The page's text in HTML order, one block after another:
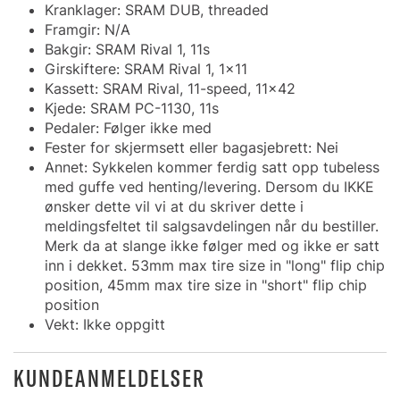
Kranklager: SRAM DUB, threaded
Framgir: N/A
Bakgir: SRAM Rival 1, 11s
Girskiftere: SRAM Rival 1, 1x11
Kassett: SRAM Rival, 11-speed, 11x42
Kjede: SRAM PC-1130, 11s
Pedaler: Følger ikke med
Fester for skjermsett eller bagasjebrett: Nei
Annet: Sykkelen kommer ferdig satt opp tubeless
med guffe ved henting/levering. Dersom du IKKE
ønsker dette vil vi at du skriver dette i
meldingsfeltet til salgsavdelingen når du bestiller.
Merk da at slange ikke følger med og ikke er satt
inn i dekket. 53mm max tire size in "long" flip chip
position, 45mm max tire size in "short" flip chip
position
Vekt: Ikke oppgitt
KUNDEANMELDELSER